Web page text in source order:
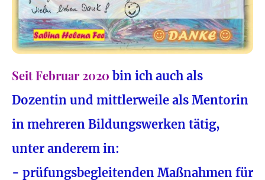
Seit Februar 2020 bin ich auch als
Dozentin und mittlerweile als Mentorin
in mehreren Bildungswerken tätig,
unter anderem in:
- prüfungsbegleitenden Maßnahmen für